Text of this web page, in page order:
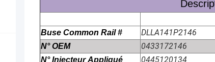
Buse Common Rail # DLLA141P2146
N° OEM 0433172146
N° Injecteur Appliqué 0445120134